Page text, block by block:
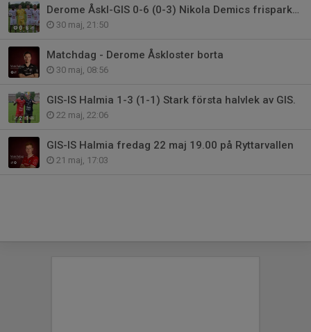
Derome Åskl-GIS 0-6 (0-3) Nikola Demics frisparksmål visar vägen.
30 maj, 21:50
Matchdag - Derome Åskloster borta
30 maj, 08:56
GIS-IS Halmia 1-3 (1-1) Stark första halvlek av GIS.
22 maj, 22:06
GIS-IS Halmia fredag 22 maj 19.00 på Ryttarvallen
21 maj, 17:03